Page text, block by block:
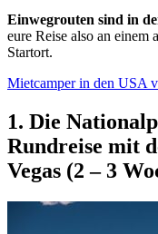
Einwegrouten sind in
eure Reise also an einem
Startort.
Mietcamper in den USA
1. Die
Rundreise mit
Vegas (2 – 3